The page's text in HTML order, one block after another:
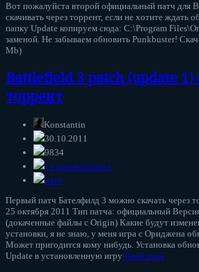
Вот пожалуйста второй официальный патч для
скачивать через торрент, если не хотите ждать
папку Update копируем сюда: C:\Program
заменой. Не забываем обновить Punkbuster!
Mb)
Battlefield 3 patch (update 1)
торрент
Konstantin
30.10.2011
9834
11 комментариев
патч
Первый патч Бателфилд 3 можно скачать через
25 октября 2011 Тип патча: официальный
(докаченные файлы с Origin) Какие будут
установки, я не знаю, у меня игра с Ориджена
Может пригодится кому нибудь. Установка
Update в установленную игру Read more